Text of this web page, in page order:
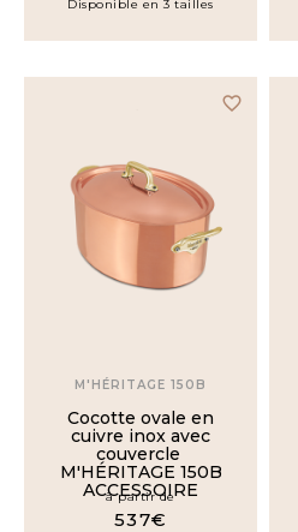
Disponible en 3 tailles
favorite_border
M'HÉRITAGE 150B
Cocotte ovale en
cuivre inox avec
couvercle
M'HÉRITAGE 150B
ACCESSOIRE
à partir de
537€